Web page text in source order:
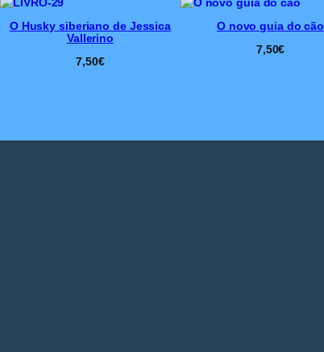
O Husky siberiano de Jessica
Vallerino
7,50€
O novo guia do cão
7,50€